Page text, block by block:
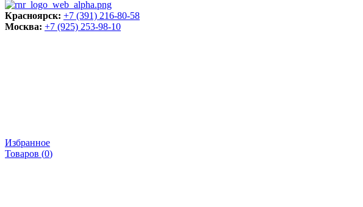
Красноярск: +7 (391) 216-80-58
Москва: +7 (925) 253-98-10
Избранное
Товаров (0)